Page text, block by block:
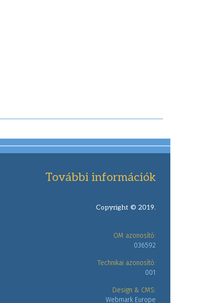
További információk
Copyright © 2019.
OM azonosító:
036592
Technikai azonosító:
001
Design & CMS:
Webmark Europe